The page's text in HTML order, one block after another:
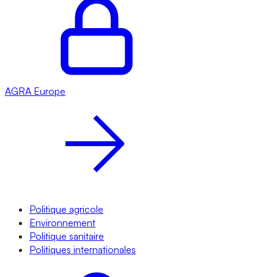
AGRA Europe
Politique agricole
Environnement
Politique sanitaire
Politiques internationales